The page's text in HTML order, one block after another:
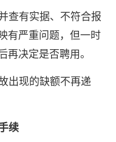
查有实据、不符合报
有严重问题，但一时
再决定是否聘用。
出现的缺额不再递
续